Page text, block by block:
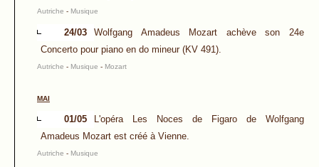
Autriche - Musique
24/03
Wolfgang Amadeus Mozart achève son 24e
Concerto pour piano en do mineur (KV 491).
Autriche - Musique - Mozart
MAI
01/05
L'opéra Les Noces de Figaro de Wolfgang
Amadeus Mozart est créé à Vienne.
Autriche - Musique